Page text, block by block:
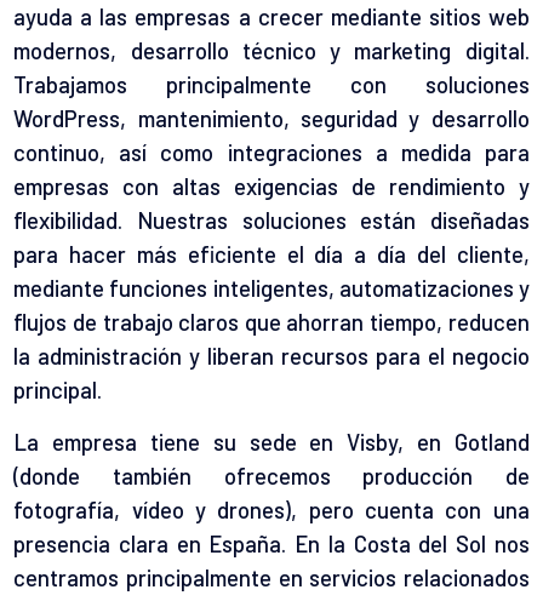
ayuda a las empresas a crecer mediante sitios web
modernos, desarrollo técnico y marketing digital.
Trabajamos principalmente con soluciones
WordPress, mantenimiento, seguridad y desarrollo
continuo, así como integraciones a medida para
empresas con altas exigencias de rendimiento y
flexibilidad. Nuestras soluciones están diseñadas
para hacer más eficiente el día a día del cliente,
mediante funciones inteligentes, automatizaciones y
flujos de trabajo claros que ahorran tiempo, reducen
la administración y liberan recursos para el negocio
principal.
La empresa tiene su sede en Visby, en Gotland
(donde también ofrecemos producción de
fotografía, vídeo y drones), pero cuenta con una
presencia clara en España. En la Costa del Sol nos
centramos principalmente en servicios relacionados